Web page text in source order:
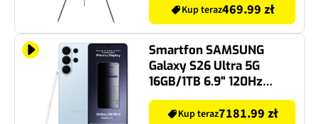
Kup teraz469.99 zł
Smartfon SAMSUNG
Galaxy S26 Ultra 5G
16GB/1TB 6.9" 120Hz
Jasnoniebieski SM-S948
Kup teraz7181.99 zł